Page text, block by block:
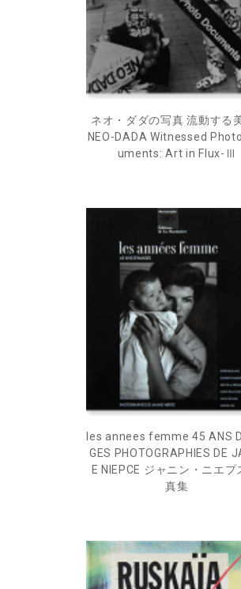
ネオ・ダダの写真 流動する
NEO-DADA Witnessed
uments: Art in Flux-Ⅲ
les annees femme 45 ANS
GES PHOTOGRAPHIES DE
E NIEPCE ジャニン・ニエプ
真集